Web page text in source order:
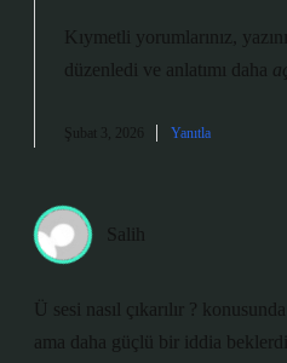
Kıymetli yorumlarınız,
düzenledi ve anlatımı daha
Şubat 3, 2026 Yanıtla
Salih
Ü sesi nasıl çıkarılır ?
ama daha güçlü bir iddia